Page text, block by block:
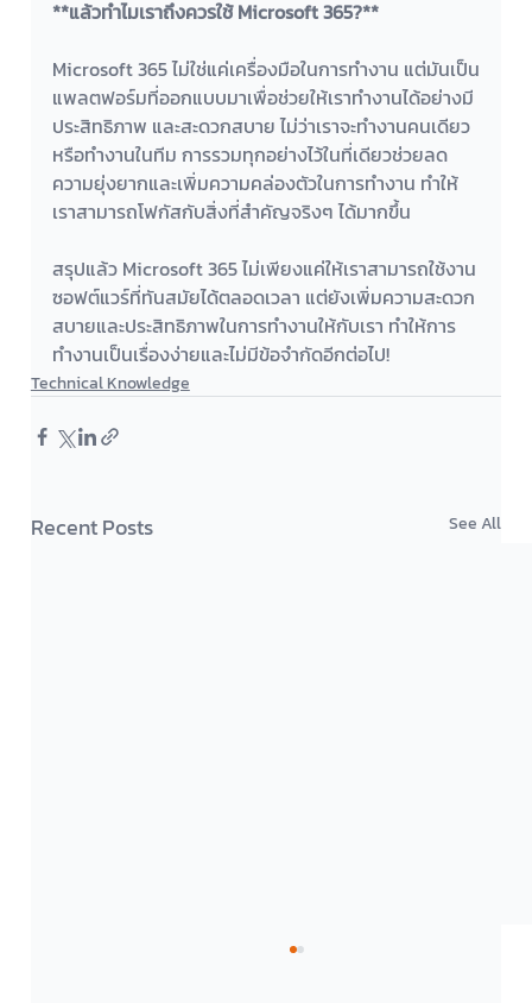
**แล้วทำไมเราถึงควรใช้ Microsoft 365?**
Microsoft 365 ไม่ใช่แค่เครื่องมือในการทำงาน แต่มันเป็น
แพลตฟอร์มที่ออกแบบมาเพื่อช่วยให้เราทำงานได้อย่างมี
ประสิทธิภาพ และสะดวกสบาย ไม่ว่าเราจะทำงานคนเดียว
หรือทำงานในทีม การรวมทุกอย่างไว้ในที่เดียวช่วยลด
ความยุ่งยากและเพิ่มความคล่องตัวในการทำงาน ทำให้
เราสามารถโฟกัสกับสิ่งที่สำคัญจริงๆ ได้มากขึ้น
สรุปแล้ว Microsoft 365 ไม่เพียงแค่ให้เราสามารถใช้งาน
ซอฟต์แวร์ที่ทันสมัยได้ตลอดเวลา แต่ยังเพิ่มความสะดวก
สบายและประสิทธิภาพในการทำงานให้กับเรา ทำให้การ
ทำงานเป็นเรื่องง่ายและไม่มีข้อจำกัดอีกต่อไป!
Technical Knowledge
Recent Posts See All